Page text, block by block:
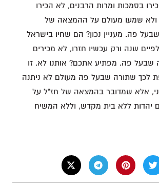
בסמכות ומרות הרבנים, לא הכירו
ולא שמעו מעולם על ההמצאה של
פה. מעניין נכון? הם שחיו בישראל
שנה ורק עכשיו חזרו, לא מכירים
שבעל פה. מפתיע אתכם? אותנו לא. זו
לכך שתורה שבעל פה מעולם לא ניתנה
אלא שמדובר בהמצאה של חז"ל על
יהדות ללא בית מקדש, וללא המשיח